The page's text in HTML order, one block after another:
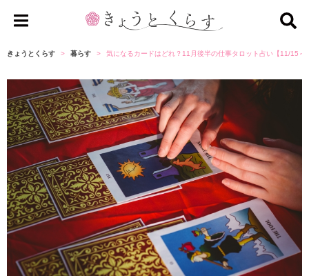
ょ
と
く
ら
す
きょうとくらす 暮らす 気になるカードはどれ？11月後半の仕事タロット占い【11/15～